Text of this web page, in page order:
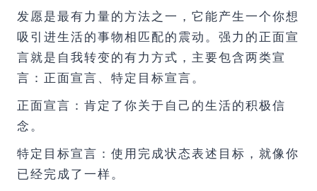
发愿是最有力量的方法之一，它能产生一个你想
吸引进生活的事物相匹配的震动。强力的正面宣
言就是自我转变的有力方式，主要包含两类宣
言：正面宣言、特定目标宣言。
正面宣言：肯定了你关于自己的生活的积极信
念。
特定目标宣言：使用完成状态表述目标，就像你
已经完成了一样。